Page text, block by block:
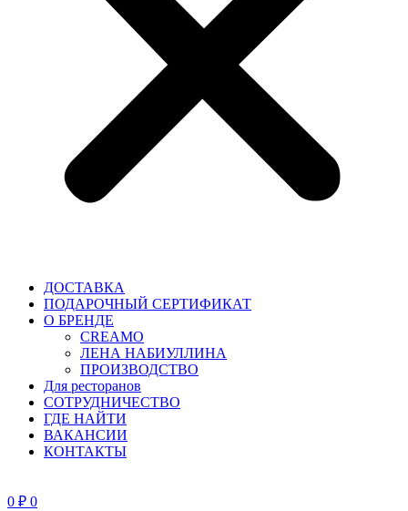
ДОСТАВКА
ПОДАРОЧНЫЙ СЕРТИФИКАТ
О БРЕНДЕ
CREAMO
ЛЕНА НАБИУЛЛИНА
ПРОИЗВОДСТВО
Для ресторанов
CОТРУДНИЧЕСТВО
ГДЕ НАЙТИ
ВАКАНСИИ
КОНТАКТЫ
0 ₽ 0